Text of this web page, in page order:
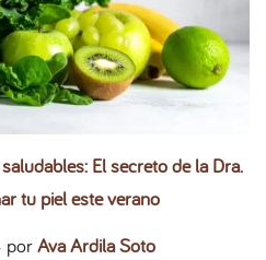
El secreto de la Dra.
tu piel este verano
porAva Ardila Soto